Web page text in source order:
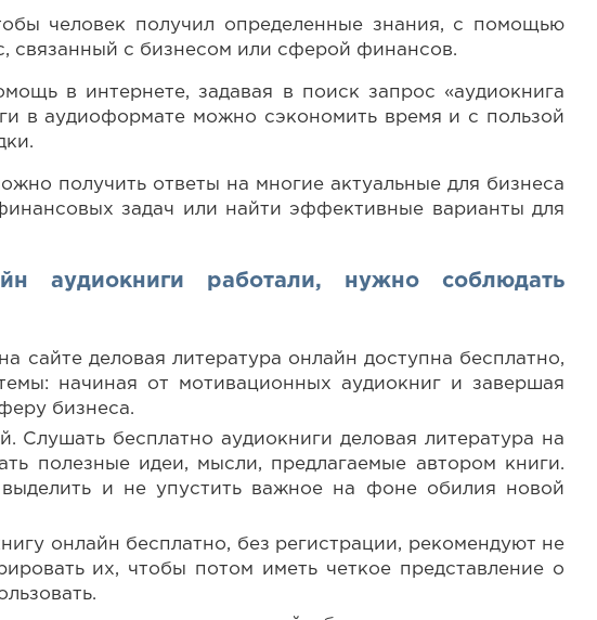
человек получил определенные знания, с помощью
связанный с бизнесом или сферой финансов.
в интернете, задавая в поиск запрос «аудиокнига
в аудиоформате можно сэкономить время и с пользой
получить ответы на многие актуальные для бизнеса
задач или найти эффективные варианты для
аудиокниги работали, нужно соблюдать
сайте деловая литература онлайн доступна бесплатно,
начиная от мотивационных аудиокниг и завершая
бизнеса.
бесплатно аудиокниги деловая литература на
полезные идеи, мысли, предлагаемые автором книги.
и не упустить важное на фоне обилия новой
онлайн бесплатно, без регистрации, рекомендуют не
их, чтобы потом иметь четкое представление о